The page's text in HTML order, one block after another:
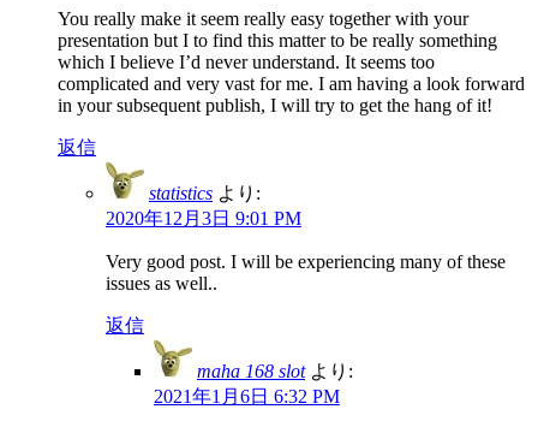
You really make it seem really easy together with your
presentation but I to find this matter to be really something
which I believe I’d never understand. It seems too
complicated and very vast for me. I am having a look forward
in your subsequent publish, I will try to get the hang of it!
返信
statistics より:
2020年12月3日 9:01 PM
Very good post. I will be experiencing many of these
issues as well..
返信
maha 168 slot より:
2021年1月6日 6:32 PM